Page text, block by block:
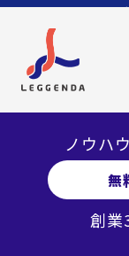
ノウハ
無
創業